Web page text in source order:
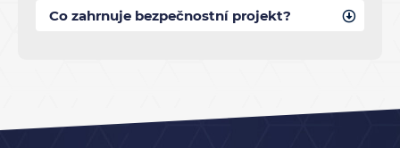
Co zahrnuje bezpečnostní projekt?